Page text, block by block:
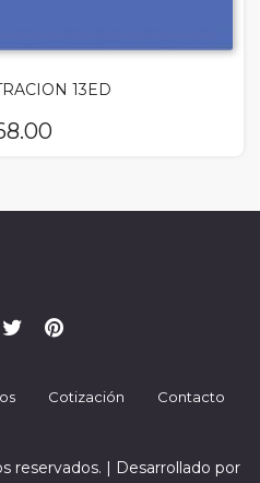
13ED
Cotización Contacto
reservados. | Desarrollado por